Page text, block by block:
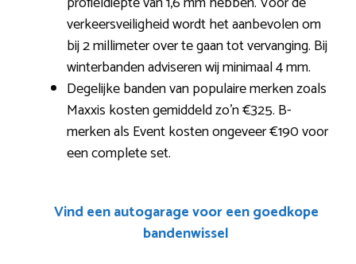
verkeersveiligheid wordt het aanbevolen om
bij 2 millimeter over te gaan tot vervanging. Bij
winterbanden adviseren wij minimaal 4 mm.
Degelijke banden van populaire merken zoals
Maxxis kosten gemiddeld zo’n €325. B-
merken als Event kosten ongeveer €190 voor
een complete set.
Vind een autogarage voor een goedkope
bandenwissel